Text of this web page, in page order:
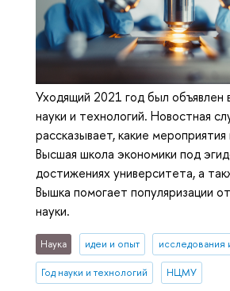
Уходящий 2021 год был объявлен
науки и технологий. Новостная
рассказывает, какие
Высшая школа экономики под
достижениях университета, а
Вышка помогает популяризации
науки.
Наука идеи и опыт исследования
Год науки и технологий НЦМУ